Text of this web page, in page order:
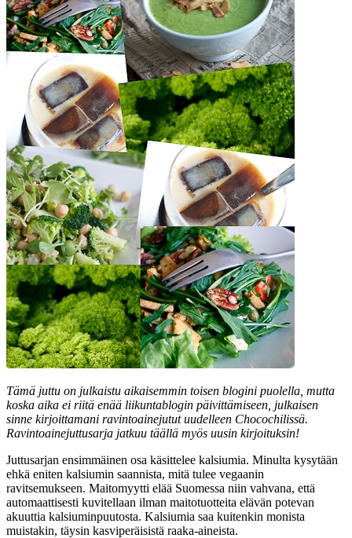
Tämä juttu on julkaistu aikaisemmin toisen blogini puolella, mutta
koska aika ei riitä enää liikuntablogin päivittämiseen, julkaisen
sinne kirjoittamani ravintoainejutut uudelleen Chocochilissä.
Ravintoainejuttusarja jatkuu täällä myös uusin kirjoituksin!
Juttusarjan ensimmäinen osa käsittelee kalsiumia. Minulta kysytään
ehkä eniten kalsiumin saannista, mitä tulee vegaanin
ravitsemukseen. Maitomyytti elää Suomessa niin vahvana, että
automaattisesti kuvitellaan ilman maitotuotteita elävän potevan
akuuttia kalsiuminpuutosta. Kalsiumia saa kuitenkin monista
muistakin, täysin kasviperäisistä raaka-aineista.